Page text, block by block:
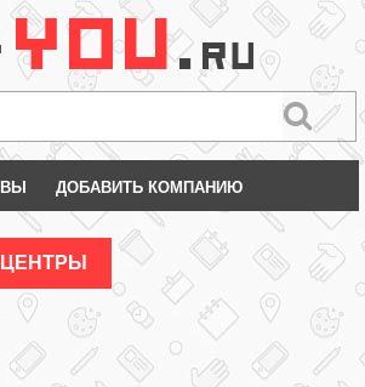
ДОБАВИТЬ КОМПАНИЮ